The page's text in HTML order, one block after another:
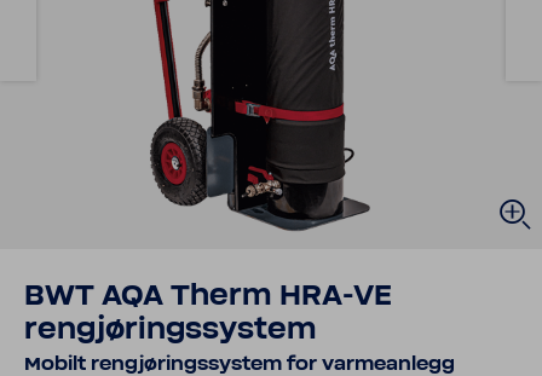
BWT AQA Therm HRA-VE
rengjøringssystem
Mobilt rengjøringssystem for varmeanlegg